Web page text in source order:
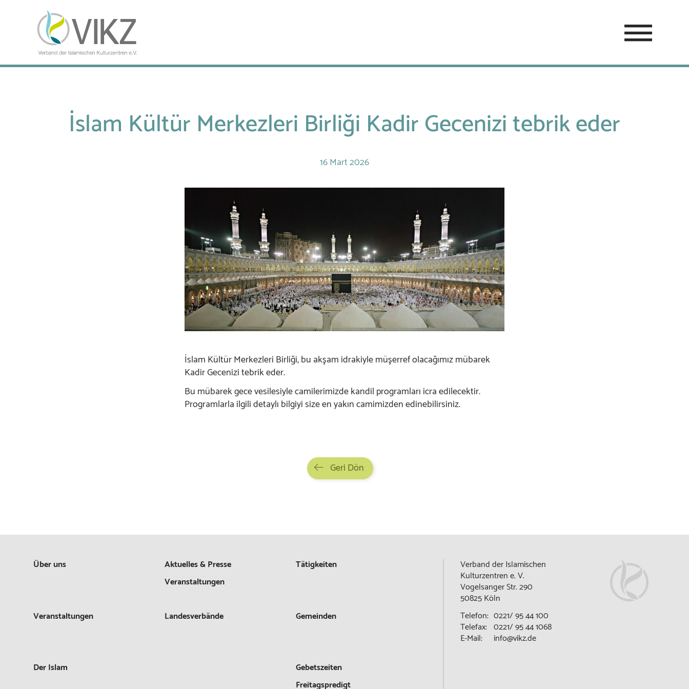
İslam Kültür Merkezleri Birliği Kadir Gecenizi tebrik eder
16Mart2026
İslam Kültür Merkezleri Birliği, bu akşam idrakiyle müşerref olacağımız mübarek
Kadir Gecenizi tebrik eder.
Bu mübarek gece vesilesiyle camilerimizde kandil programları icra edilecektir.
Programlarla ilgili detaylı bilgiyi size en yakın camimizden edinebilirsiniz.
Geri Dön
Über uns
Aktuelles & Presse
Veranstaltungen
Tätigkeiten
Veranstaltungen Landesverbände Gemeinden
Der Islam
Gebetszeiten
Freitagspredigt
Verband der Islamischen
Kulturzentren e. V.
Vogelsanger Str. 290
50825 Köln
Telefon: 0221/ 95 44 100
Telefax: 0221/ 95 44 1068
E-Mail:
info@vikz.de